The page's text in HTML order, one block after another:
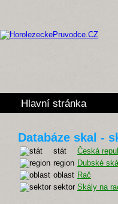
Hlavní stránka
Databáze skal -
stát
Česká
region Dubské
oblast Rač
sektor Skály na